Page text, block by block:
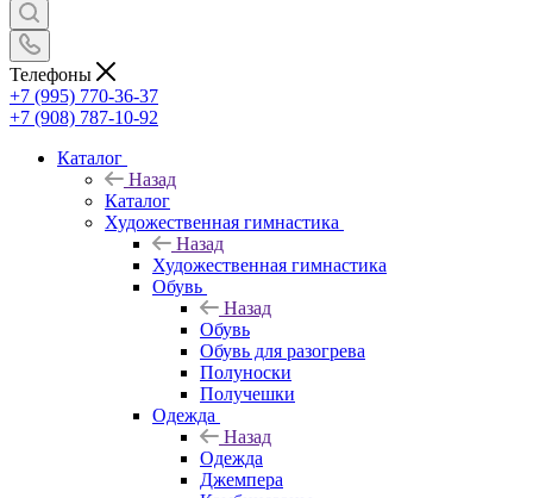
Телефоны
+7 (995) 770-36-37
+7 (908) 787-10-92
Каталог
Назад
Каталог
Художественная гимнастика
Назад
Художественная гимнастика
Обувь
Назад
Обувь
Обувь для разогрева
Полуноски
Получешки
Одежда
Назад
Одежда
Джемпера